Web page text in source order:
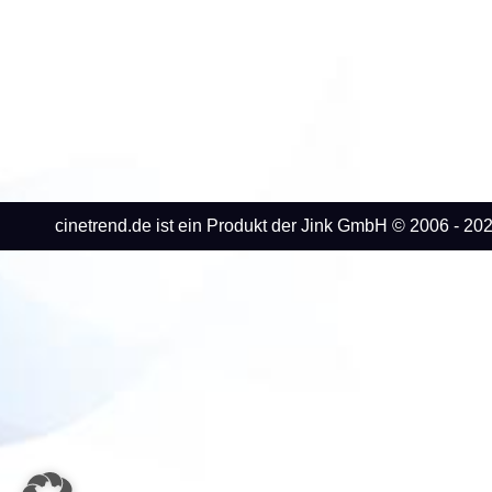
cinetrend.de ist ein Produkt der Jink GmbH © 2006 -